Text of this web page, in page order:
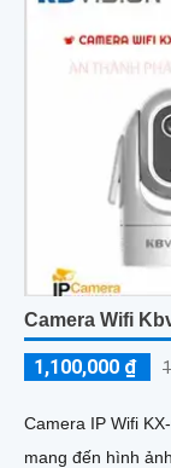
Camera Wifi
1,100,000 ₫
Camera IP Wifi
mang đến hình